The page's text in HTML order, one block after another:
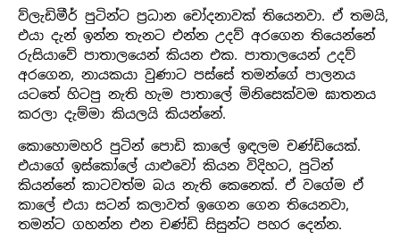
ව්ලැඩිමීර් පුටින්ට ප්‍රධාන චෝදනාවක් තියෙනවා. ඒ තමයි,
එයා දැන් ඉන්න තැනට එන්න උදව් අරගෙන තියෙන්නේ
රුසියාවේ පාතාලයෙන් කියන එක. පාතාලයෙන් උදව්
අරගෙන, නායකයා වුණාට පස්සේ තමන්ගේ පාලනය
යටතේ හිටපු නැති හැම පාතාලේ මිනිසෙක්වම ඝාතනය
කරලා දැම්මා කියලයි කියන්නේ.
කොහොමහරි පුටින් පොඩි කාලේ ඉඳලම චණ්ඩියෙක්.
එයාගේ ඉස්කෝලේ යාළුවෝ කියන විදිහට, පුටින්
කියන්නේ කාටවත්ම බය නැති කෙනෙක්. ඒ වගේම ඒ
කාලේ එයා සටන් කලාවත් ඉගෙන ගෙන තියෙනවා,
තමන්ට ගහන්න එන චණ්ඩි සිසුන්ට පහර දෙන්න.